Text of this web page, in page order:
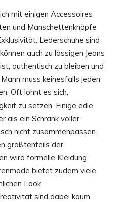
mit einigen Accessoires
und Manschettenknöpfe
Lederschuhe sind
auch zu lässigen Jeans
authentisch zu bleiben und
muss keinesfalls jeden
Oft lohnt es sich,
zu setzen. Einige edle
als ein Schrank voller
nicht zusammenpassen.
größtenteils der
wird formelle Kleidung
bietet zudem viele
Look
sind dabei kaum